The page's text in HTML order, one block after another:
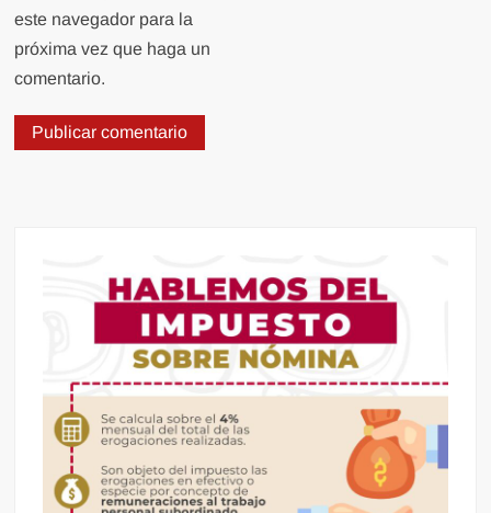
este navegador para la
próxima vez que haga un
comentario.